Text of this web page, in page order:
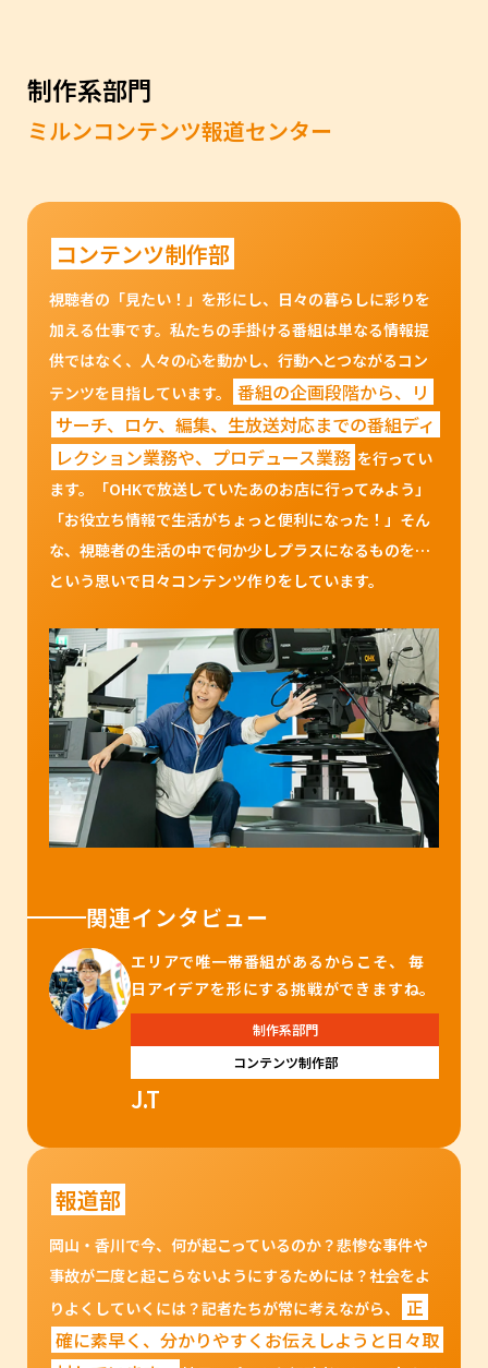
制作系部門
ミルンコンテンツ報道センター
コンテンツ制作部
視聴者の「見たい！」を形にし、日々の暮らしに彩りを
加える仕事です。私たちの手掛ける番組は単なる情報提
供ではなく、人々の心を動かし、行動へとつながるコン
テンツを目指しています。
番組の企画段階から、リ
サーチ、ロケ、編集、生放送対応までの番組ディ
レクション業務や、プロデュース業務 を行ってい
ます。「OHKで放送していたあのお店に行ってみよう」
「お役立ち情報で生活がちょっと便利になった！」そん
な、視聴者の生活の中で何か少しプラスになるものを…
という思いで日々コンテンツ作りをしています。
関連インタビュー
エリアで唯一帯番組があるからこそ、 毎
日アイデアを形にする挑戦ができますね。
制作系部門
コンテンツ制作部
J.T
報道部
岡山・香川で今、何が起こっているのか？悲惨な事件や
事故が二度と起こらないようにするためには？社会をよ
りよくしていくには？記者たちが常に考えながら、
正
確に素早く、分かりやすくお伝えしようと日々取